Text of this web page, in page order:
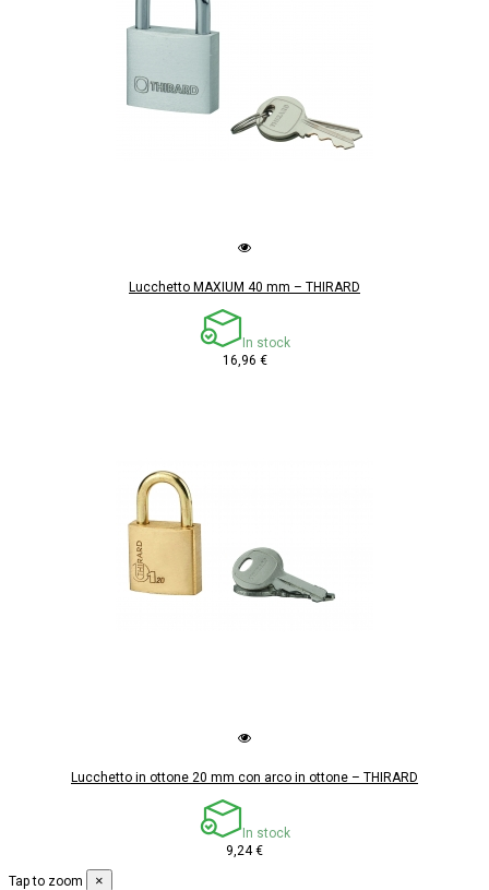
Lucchetto MAXIUM 40 mm – THIRARD
In stock
16,96 €
Lucchetto in ottone 20 mm con arco in ottone – THIRARD
In stock
9,24 €
Tap to zoom
×